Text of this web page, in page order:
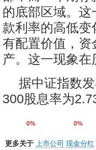
的底部区域。
款利率的高低
有配置价值，资
产。这一现象
据中证指数
300股息率为
0% 0%
更多关于 上市公司 现金分红